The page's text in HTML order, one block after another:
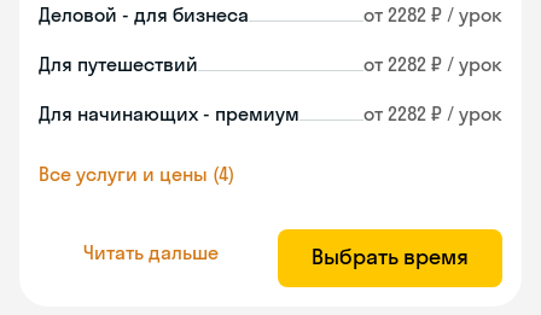
Деловой - для бизнеса от 2282 ₽ / урок
Для путешествий от 2282 ₽ / урок
Для начинающих - премиум от 2282 ₽ / урок
Все услуги и цены (4)
Читать дальше Выбрать время